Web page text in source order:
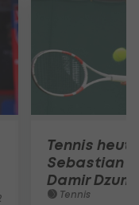
Tennis
Sebastian
Damir
Tennis